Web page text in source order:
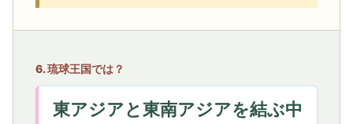
6. 琉球王国では？
東アジアと東南アジアを結ぶ中